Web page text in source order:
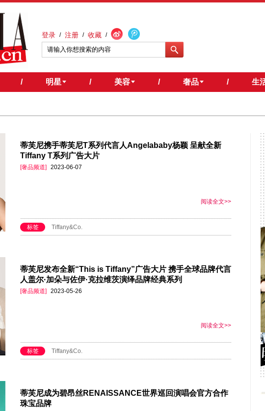
登录 / 注册 / 收藏 /
/ 明星 / 美容 / 奢品 / 生
蒂芙尼携手蒂芙尼T系列代言人Angelababy杨颖 呈献全新
Tiffany T系列广告大片
[奢品频道] 2023-06-07
阅读全文>>
标签 Tiffany&Co.
蒂芙尼发布全新“This is Tiffany”广告大片 携手全球品牌代言
人盖尔·加朵与佐伊·克拉维茨演绎品牌经典系列
[奢品频道] 2023-05-26
阅读全文>>
标签 Tiffany&Co.
蒂芙尼成为碧昂丝RENAISSANCE世界巡回演唱会官方合作
珠宝品牌